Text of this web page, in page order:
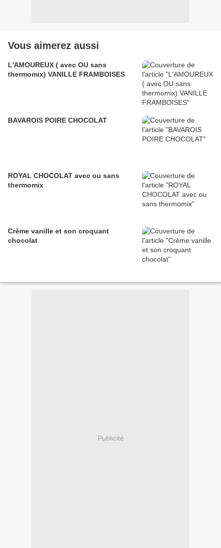
Vous aimerez aussi
L'AMOUREUX ( avec OU sans
thermomix) VANILLE FRAMBOISES
BAVAROIS POIRE CHOCOLAT
ROYAL CHOCOLAT avec ou sans
thermomix
Crème vanille et son croquant
chocolat
Publicité